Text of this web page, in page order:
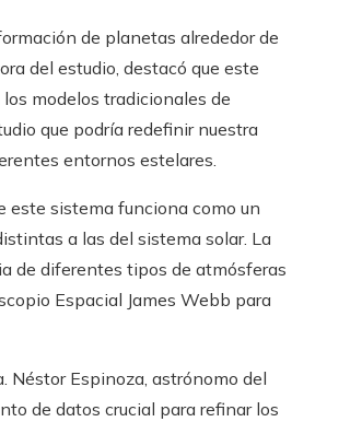
de planetas alrededor de
del estudio, destacó que este
modelos tradicionales de
que podría redefinir nuestra
entornos estelares.
este sistema funciona como un
a las del sistema solar. La
de diferentes tipos de atmósferas
Espacial James Webb para
Néstor Espinoza, astrónomo del
de datos crucial para refinar los